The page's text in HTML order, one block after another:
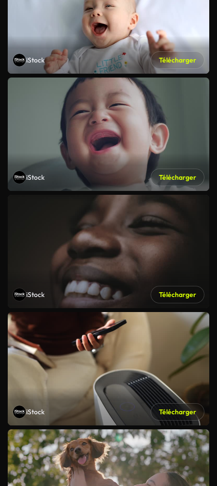
iStock Télécharger
iStock Télécharger
iStock Télécharger
iStock Télécharger